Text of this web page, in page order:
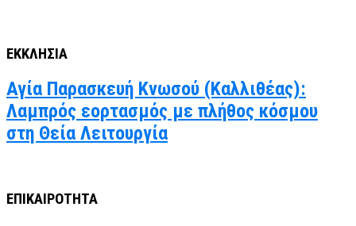
ΕΚΚΛΗΣΙΑ
Αγία Παρασκευή Κνωσού (Καλλιθέας):
Λαμπρός εορτασμός με πλήθος κόσμου
στη Θεία Λειτουργία
ΕΠΙΚΑΙΡΟΤΗΤΑ